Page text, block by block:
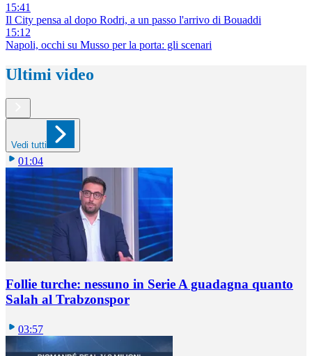
15:41
Il City pensa al dopo Rodri, a un passo l'arrivo di Bouaddi
15:12
Napoli, occhi su Musso per la porta: gli scenari
Ultimi video
Vedi tutti
01:04
Follie turche: nessuno in Serie A guadagna quanto
Salah al Trabzonspor
03:57